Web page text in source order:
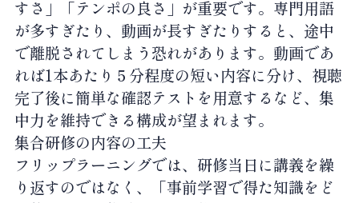
すさ」「テンポの良さ」が重要です。専門用語
が多すぎたり、動画が長すぎたりすると、途中
で離脱されてしまう恐れがあります。動画であ
れば1本あたり５分程度の短い内容に分け、視聴
完了後に簡単な確認テストを用意するなど、集
中力を維持できる構成が望まれます。
集合研修の内容の工夫
フリップラーニングでは、研修当日に講義を繰
り返すのではなく、「事前学習で得た知識をど